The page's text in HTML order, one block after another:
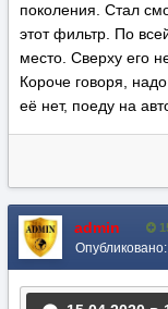
поколения. Стал
этот фильтр. По
место. Сверху его
Короче говоря,
её нет, поеду на
admin
Опубликовано: